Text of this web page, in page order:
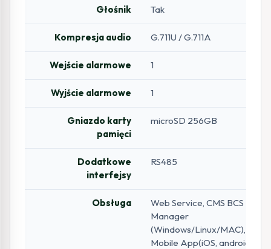
Głośnik Tak
Kompresja audio G.711U / G.711A
Wejście alarmowe 1
Wyjście alarmowe 1
Gniazdo karty
pamięci
microSD 256GB
Dodatkowe
interfejsy
RS485
Obsługa
Web Service, CMS BCS
Manager
(Windows/Linux/MAC),
Mobile App(iOS, android)